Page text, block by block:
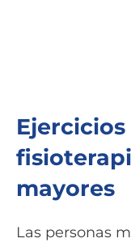
mayores
Las personas